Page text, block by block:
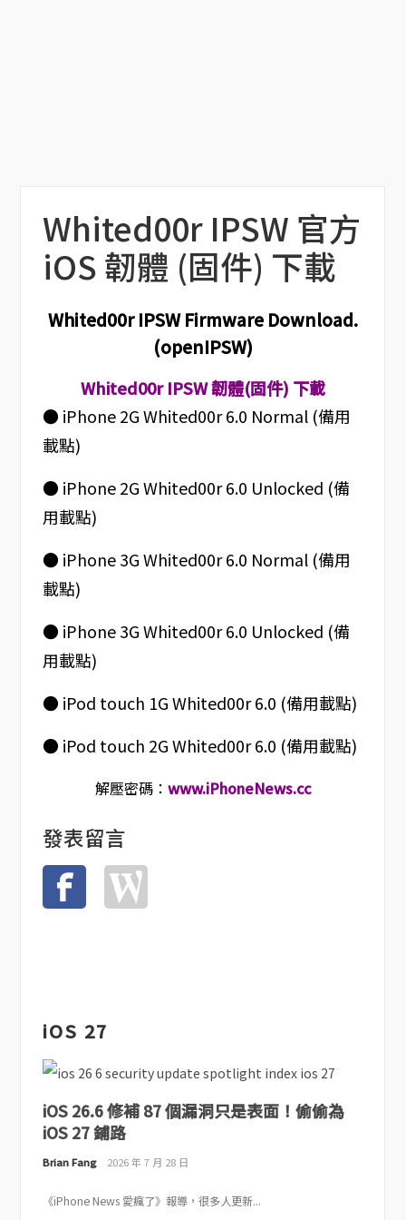
Whited00r IPSW 官方
iOS 韌體 (固件) 下載
Whited00r IPSW Firmware Download.
(openIPSW)
Whited00r IPSW 韌體(固件) 下載
● iPhone 2G Whited00r 6.0 Normal (備用
載點)
● iPhone 2G Whited00r 6.0 Unlocked (備
用載點)
● iPhone 3G Whited00r 6.0 Normal (備用
載點)
● iPhone 3G Whited00r 6.0 Unlocked (備
用載點)
● iPod touch 1G Whited00r 6.0 (備用載點)
● iPod touch 2G Whited00r 6.0 (備用載點)
解壓密碼： www.iPhoneNews.cc
發表留言
iOS 27
iOS 26.6 修補 87 個漏洞只是表面！偷偷為
iOS 27 鋪路
Brian Fang 2026 年 7 月 28 日
《iPhone News 愛瘋了》報導，很多人更新...